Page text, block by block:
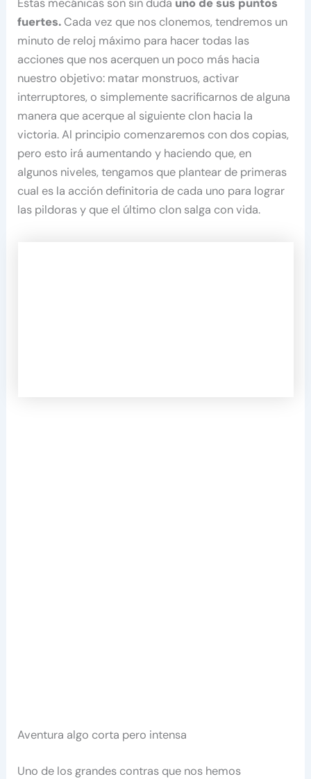
Estas mecánicas son sin duda uno de sus puntos
fuertes.Cada vez que nos clonemos, tendremos un
minuto de reloj máximo para hacer todas las
acciones que nos acerquen un poco más hacia
nuestro objetivo: matar monstruos, activar
interruptores, o simplemente sacrificarnos de alguna
manera que acerque al siguiente clon hacia la
victoria. Al principio comenzaremos con dos copias,
pero esto irá aumentando y haciendo que, en
algunos niveles, tengamos que plantear de primeras
cual es la acción definitoria de cada uno para lograr
las pildoras y que el último clon salga con vida.
Aventura algo corta pero intensa
Uno de los grandes contras que nos hemos